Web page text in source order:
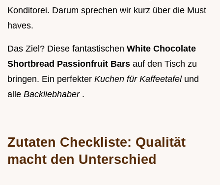
Konditorei. Darum sprechen wir kurz über die Must
haves.
Das Ziel? Diese fantastischen White Chocolate
Shortbread Passionfruit Bars auf den Tisch zu
bringen. Ein perfekter Kuchen für Kaffeetafel und
alle Backliebhaber .
Zutaten Checkliste: Qualität
macht den Unterschied